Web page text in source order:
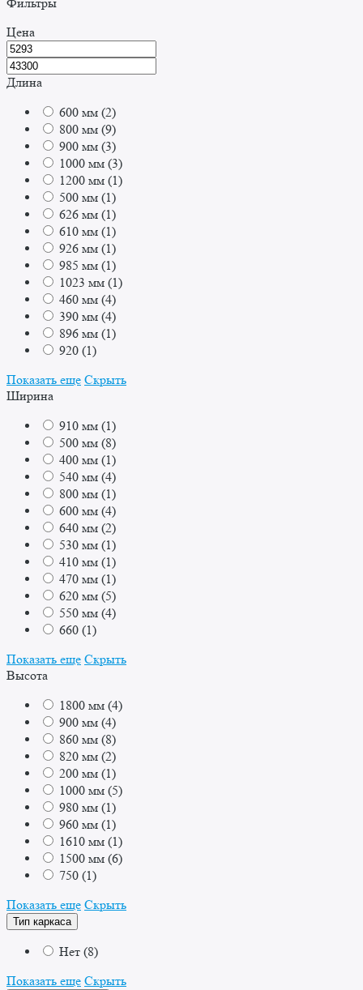
Цена
Длина
600 мм (2)
800 мм (9)
900 мм (3)
1000 мм (3)
1200 мм (1)
500 мм (1)
626 мм (1)
610 мм (1)
926 мм (1)
985 мм (1)
1023 мм (1)
460 мм (4)
390 мм (4)
896 мм (1)
920 (1)
Показать еще Скрыть
Ширина
910 мм (1)
500 мм (8)
400 мм (1)
540 мм (4)
800 мм (1)
600 мм (4)
640 мм (2)
530 мм (1)
410 мм (1)
470 мм (1)
620 мм (5)
550 мм (4)
660 (1)
Показать еще Скрыть
Высота
1800 мм (4)
900 мм (4)
860 мм (8)
820 мм (2)
200 мм (1)
1000 мм (5)
980 мм (1)
960 мм (1)
1610 мм (1)
1500 мм (6)
750 (1)
Показать еще Скрыть
Тип каркаса
Нет (8)
Показать еще Скрыть